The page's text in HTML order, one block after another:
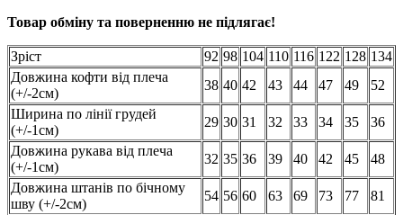
Товар обміну та поверненню не підлягає!
Зріст 92 98 104 110 116 122 128 134
Довжина кофти від плеча
(+/-2см)
38 40 42 43 44 47 49
52
Ширина по лінії грудей
(+/-1см)
29 30 31 32 33 34 35
36
Довжина рукава від плеча
(+/-1см)
32 35 36 39 40 42 45
48
Довжина штанів по бічному
шву (+/-2см)
54 56 60 63 69 73 77
81